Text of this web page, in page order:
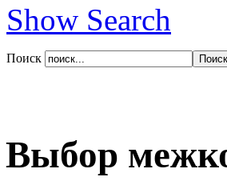
Show Search
Поиск
Выбор